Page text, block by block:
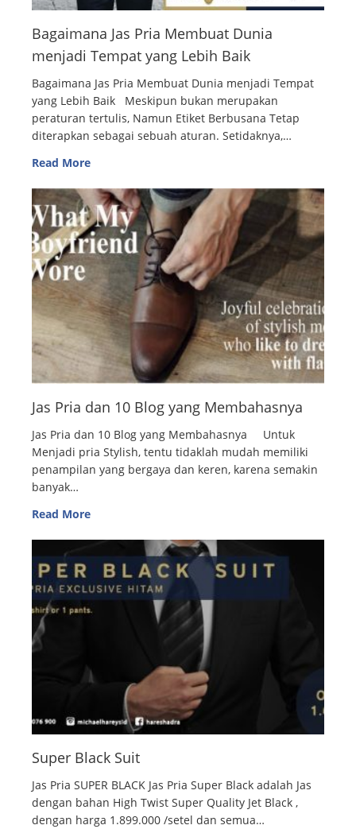
Bagaimana Jas Pria Membuat Dunia
menjadi Tempat yang Lebih Baik
Bagaimana Jas Pria Membuat Dunia menjadi Tempat
yang Lebih Baik Meskipun bukan merupakan
peraturan tertulis, Namun Etiket Berbusana Tetap
diterapkan sebagai sebuah aturan. Setidaknya,…
Read More
Jas Pria dan 10 Blog yang Membahasnya
Jas Pria dan 10 Blog yang Membahasnya Untuk
Menjadi pria Stylish, tentu tidaklah mudah memiliki
penampilan yang bergaya dan keren, karena semakin
banyak…
Read More
Super Black Suit
Jas Pria SUPER BLACK Jas Pria Super Black adalah Jas
dengan bahan High Twist Super Quality Jet Black ,
dengan harga 1.899.000 /setel dan semua…